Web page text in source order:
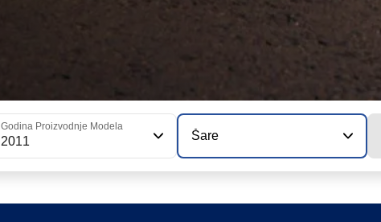
Godina Proizvodnje Modela
2011 Šare